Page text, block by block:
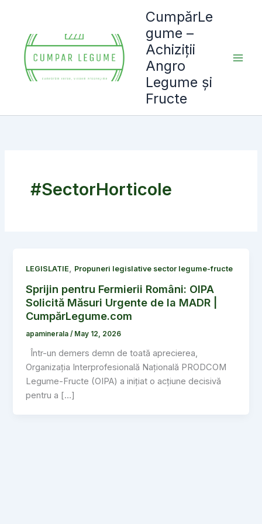
content
CumpărLe
gume –
Achiziții
Angro
Legume și
Fructe
#SectorHorticole
LEGISLATIE, Propuneri legislative sector legume-fructe
Sprijin pentru Fermierii Români: OIPA
Solicită Măsuri Urgente de la MADR |
CumpărLegume.com
apaminerala/ May 12, 2026
Într-un demers demn de toată aprecierea,
Organizația Interprofesională Națională PRODCOM
Legume-Fructe (OIPA) a inițiat o acțiune decisivă
pentru a […]